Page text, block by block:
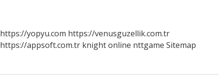
https://yopyu.com https://venusguzellik.com.tr
https://appsoft.com.tr knight online nttgame Sitemap